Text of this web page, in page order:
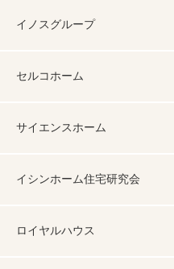
イノスグループ
セルコホーム
サイエンスホーム
イシンホーム住宅研究会
ロイヤルハウス